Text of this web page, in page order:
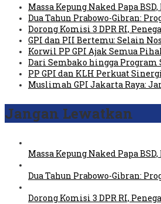
Massa Kepung Naked Papa
Dua Tahun Prabowo-Gibran:
Dorong Komisi 3 DPR RI,
GPI dan PII Bertemu: Selain
Korwil PP GPI Ajak Semua
Dari Sembako hingga Program
PP GPI dan KLH Perkuat
Muslimah GPI Jakarta Raya:
Jangan Lewatkan
Massa Kepung Naked Papa
Dua Tahun Prabowo-Gibran:
Dorong Komisi 3 DPR RI,